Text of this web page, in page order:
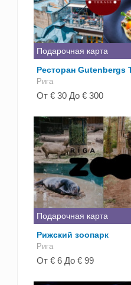
Подарочная карта
Ресторан Gutenbergs
Рига
От € 30 До € 300
Подарочная карта
Рижский зоопарк
Рига
От € 6 До € 99